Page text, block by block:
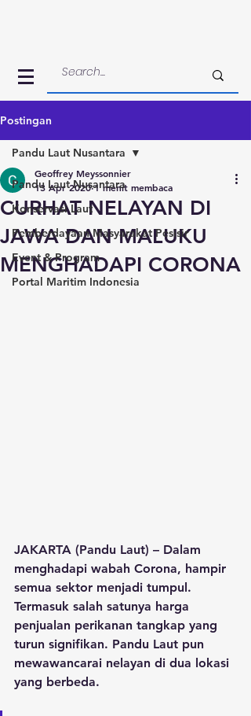
Postingan
Pandu Laut Nusantara
Konservasi Laut
Pemberdayaan Masyarakat Pesisir
Event & Program
Portal Maritim Indonesia
Pandu Laut Nusantara
CURHAT NELAYAN DI
JAWA DAN MALUKU
MENGHADAPI CORONA
Geoffrey Meyssonnier
13 Apr 2020 1 menit membaca
JAKARTA (Pandu Laut) – Dalam
menghadapi wabah Corona, hampir
semua sektor menjadi tumpul.
Termasuk salah satunya harga
penjualan perikanan tangkap yang
turun signifikan. Pandu Laut pun
mewawancarai nelayan di dua lokasi
yang berbeda.